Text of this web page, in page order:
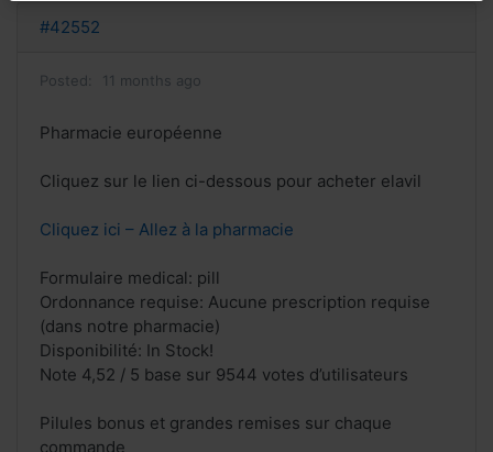
#42552
Posted: 11 months ago
Pharmacie européenne
Cliquez sur le lien ci-dessous pour acheter elavil
Cliquez ici – Allez à la pharmacie
Formulaire medical: pill
Ordonnance requise: Aucune prescription requise
(dans notre pharmacie)
Disponibilité: In Stock!
Note 4,52 / 5 base sur 9544 votes d’utilisateurs
Pilules bonus et grandes remises sur chaque
commande